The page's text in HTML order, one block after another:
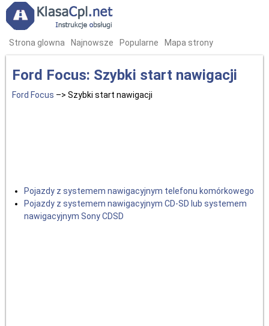
Strona glowna Najnowsze Popularne Mapa strony
Ford Focus: Szybki start nawigacji
Ford Focus –> Szybki start nawigacji
Pojazdy z systemem nawigacyjnym telefonu komórkowego
Pojazdy z systemem nawigacyjnym CD-SD lub systemem
nawigacyjnym Sony CDSD